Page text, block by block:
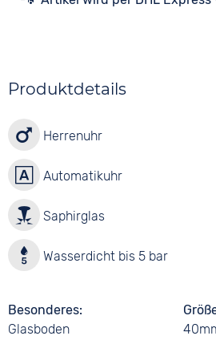
Produktdetails
Herrenuhr
Automatikuhr
Saphirglas
Wasserdicht bis 5 bar
Besonderes
Glasboden